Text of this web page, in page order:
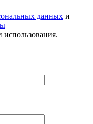
данных и
использования.